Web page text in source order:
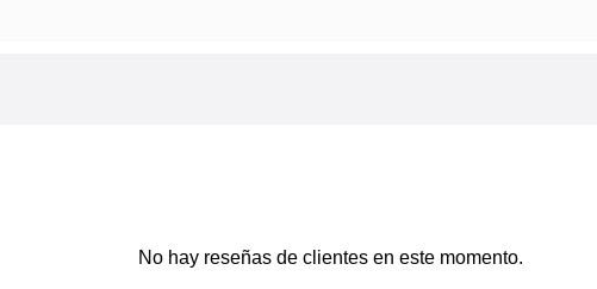
No hay reseñas de clientes en este momento.